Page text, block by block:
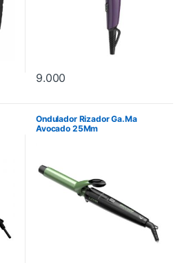
9.000
Ondulador Rizador Ga.Ma
Avocado 25Mm